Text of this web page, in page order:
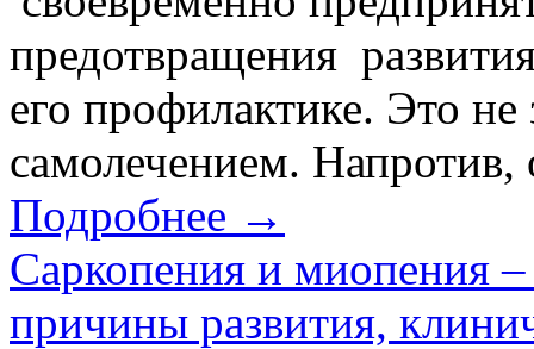
предотвращения
его профилактике. Это не
самолечением.
Подробнее →
Саркопения и миопения –
причины развития,